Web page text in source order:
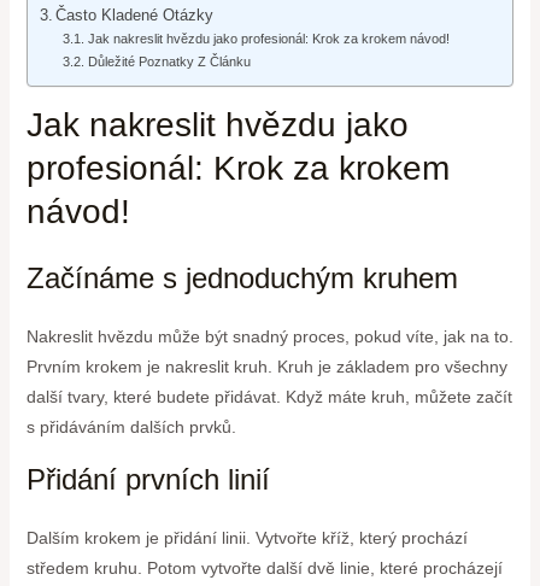
Často Kladené Otázky
Jak nakreslit hvězdu jako profesionál: Krok za krokem návod!
Důležité Poznatky Z Článku
Jak nakreslit hvězdu jako
profesionál: Krok za krokem
návod!
Začínáme s jednoduchým kruhem
Nakreslit hvězdu může být snadný proces, pokud víte, jak na to.
Prvním krokem je nakreslit kruh. Kruh je základem pro všechny
další tvary, které budete přidávat. Když máte kruh, můžete začít
s přidáváním dalších prvků.
Přidání prvních linií
Dalším krokem je přidání linii. Vytvořte kříž, který prochází
středem kruhu. Potom vytvořte další dvě linie, které procházejí